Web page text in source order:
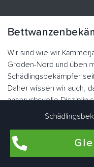
Wir sind wie wir
Groden-Nord und üben
Schädlingsbekämpfer
Daher wissen wir auch,
anspruchsvolle Disziplin
So fertige Schädlinge
blutsaugende
Heute erleben wir
Plattwürmern dank